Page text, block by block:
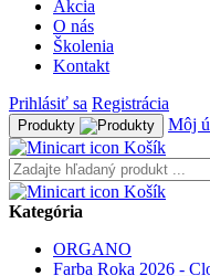
Akcia
O nás
Školenia
Kontakt
Prihlásiť sa Registrácia
Produkty Môj
Košík
Košík
Kategória
ORGANO
Farba Roka 2026 -